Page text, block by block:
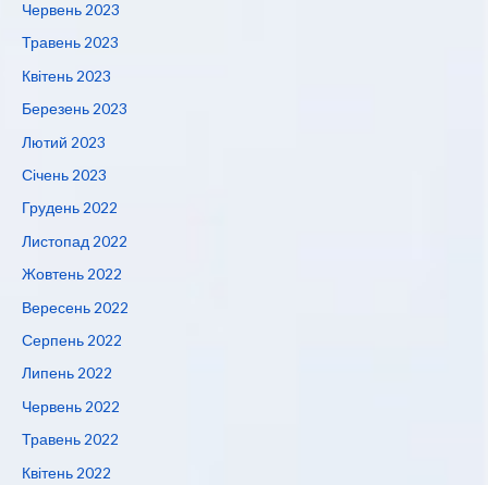
Червень 2023
Травень 2023
Квітень 2023
Березень 2023
Лютий 2023
Січень 2023
Грудень 2022
Листопад 2022
Жовтень 2022
Вересень 2022
Серпень 2022
Липень 2022
Червень 2022
Травень 2022
Квітень 2022